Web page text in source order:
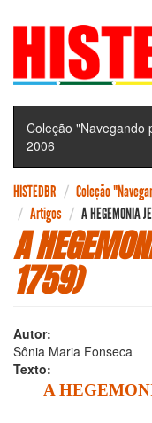
Pular
conteúdo
Coleção "Navegando
2006
HISTEDBR
Coleção
Artigos
A HEGEMONIA
A
1759)
Autor:
Sônia Maria Fonseca
Texto:
A